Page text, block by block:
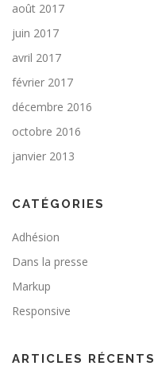
août 2017
juin 2017
avril 2017
février 2017
décembre 2016
octobre 2016
janvier 2013
CATÉGORIES
Adhésion
Dans la presse
Markup
Responsive
ARTICLES RÉCENTS